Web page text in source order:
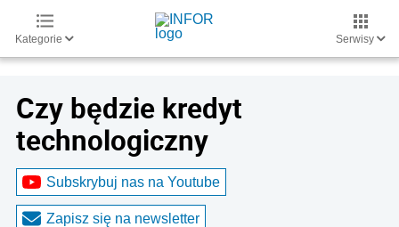
Kategorie Serwisy
Czy będzie kredyt
technologiczny
Subskrybuj nas na Youtube
Zapisz się na newsletter